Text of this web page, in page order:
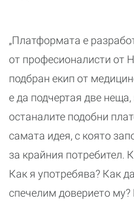
„Платформата е
от професионалисти от
подбран екип от
е да подчертая две
останалите подобни
самата идея, с която
за крайния потребител.
Как я употребява? Как
спечелим доверието